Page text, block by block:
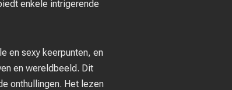
enkele intrigerende
en sexy keerpunten, en
en wereldbeeld. Dit
onthullingen. Het lezen